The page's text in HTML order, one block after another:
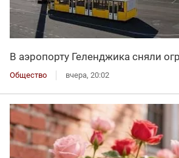
В аэропорту Геленджика сняли
Общество вчера, 20:02